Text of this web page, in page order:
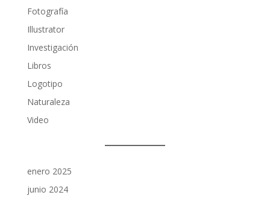
Fotografía
Illustrator
Investigación
Libros
Logotipo
Naturaleza
Video
enero 2025
junio 2024